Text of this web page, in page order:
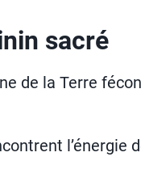
sacré
de la Terre
l’énergie